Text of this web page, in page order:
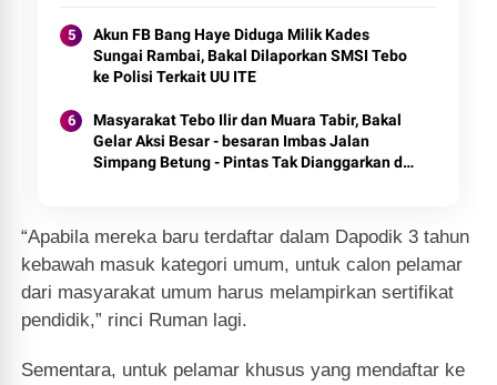
Akun FB Bang Haye Diduga Milik Kades
Sungai Rambai, Bakal Dilaporkan SMSI Tebo
ke Polisi Terkait UU ITE
Masyarakat Tebo Ilir dan Muara Tabir, Bakal
Gelar Aksi Besar - besaran Imbas Jalan
Simpang Betung - Pintas Tak Dianggarkan di
“Apabila mereka baru terdaftar dalam Dapodik 3 tahun
kebawah masuk kategori umum, untuk calon pelamar
dari masyarakat umum harus melampirkan sertifikat
pendidik,” rinci Ruman lagi.
Sementara, untuk pelamar khusus yang mendaftar ke